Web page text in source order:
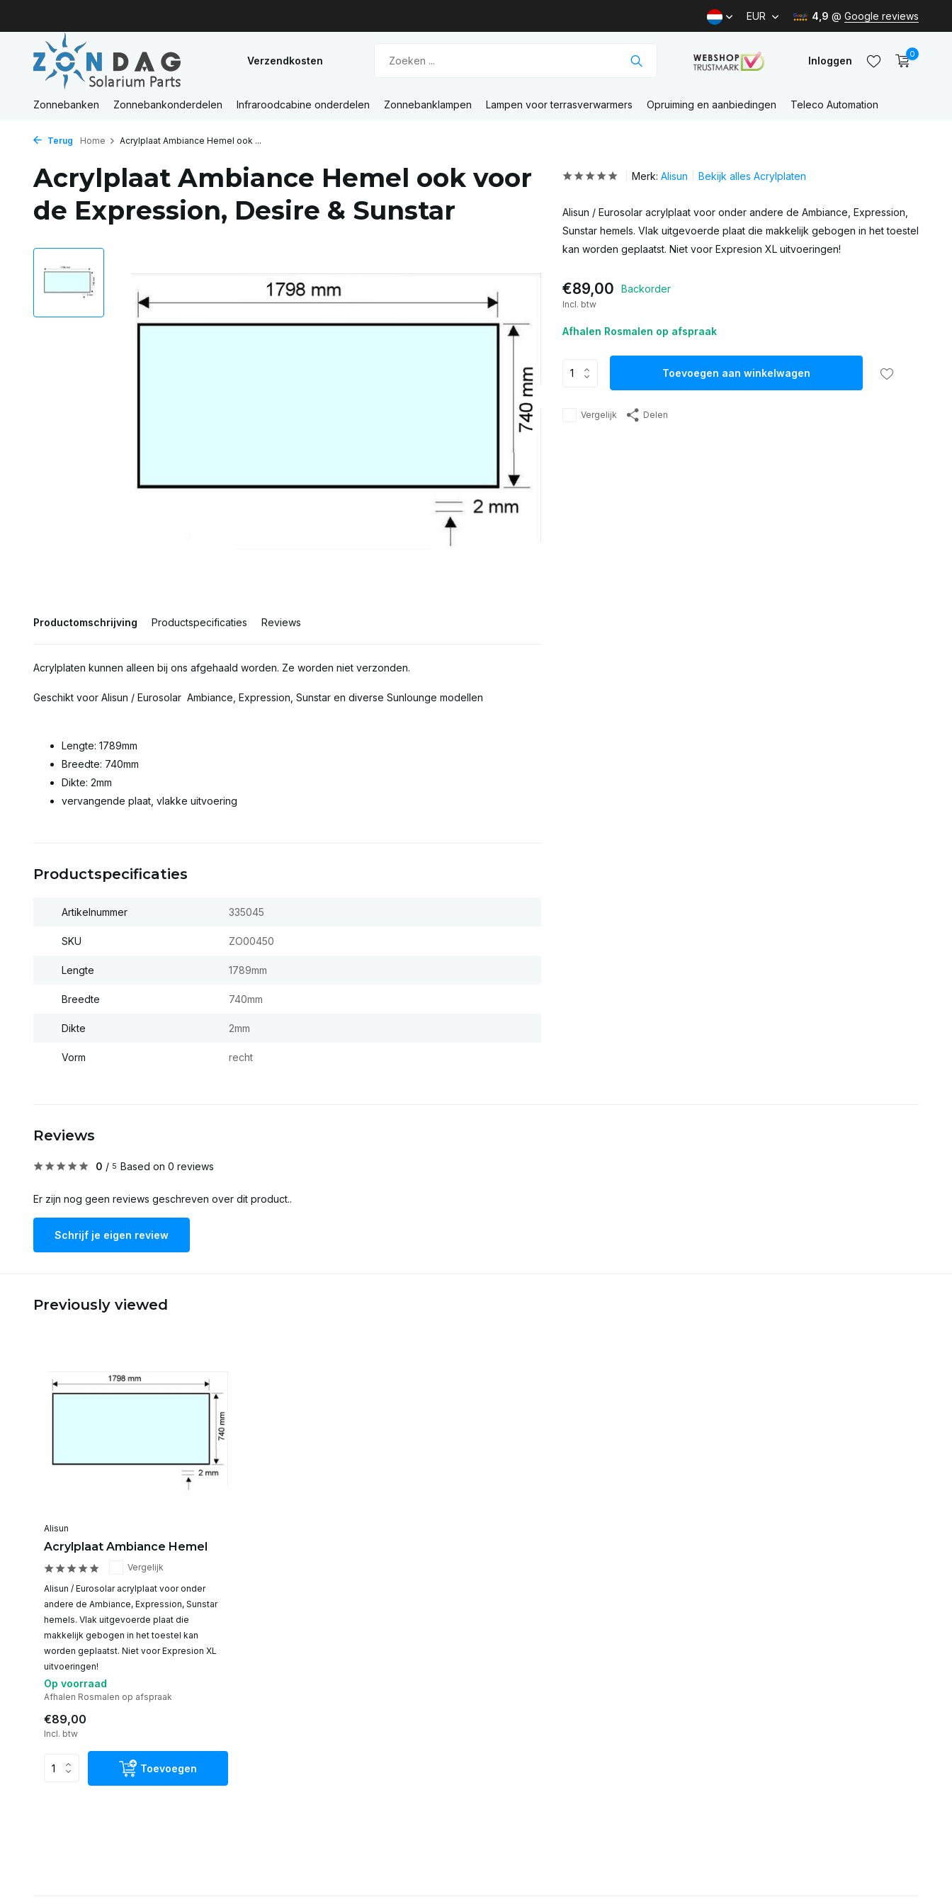
EUR 4,9 @ Google reviews
Verzendkosten Inloggen
Account
0
Zonnebanken Zonnebankonderdelen Infraroodcabine onderdelen Zonnebanklampen Lampen voor terrasverwarmers Opruiming en aanbiedingen Teleco Automation
Terug Home Acrylplaat Ambiance Hemel ook ...
Acrylplaat Ambiance Hemel ook voor
de Expression, Desire & Sunstar
Productomschrijving Productspecificaties Reviews
Acrylplaten kunnen alleen bij ons afgehaald worden. Ze worden niet verzonden.
Geschikt voor Alisun / Eurosolar Ambiance, Expression, Sunstar en diverse Sunlounge modellen
Lengte: 1789mm
Breedte: 740mm
Dikte: 2mm
vervangende plaat, vlakke uitvoering
Productspecificaties
Artikelnummer 335045
SKU ZO00450
Lengte 1789mm
Breedte 740mm
Dikte 2mm
Vorm recht
Merk: Alisun Bekijk alles Acrylplaten
Alisun / Eurosolar acrylplaat voor onder andere de Ambiance, Expression,
Sunstar hemels. Vlak uitgevoerde plaat die makkelijk gebogen in het toestel
kan worden geplaatst. Niet voor Expresion XL uitvoeringen!
€89,00 Backorder
Incl. btw
Afhalen Rosmalen op afspraak
Toevoegen aan winkelwagen
Vergelijk Delen
Reviews
0 / 5 Based on 0 reviews
Er zijn nog geen reviews geschreven over dit product..
Schrijf je eigen review
Previously viewed
Alisun
Acrylplaat Ambiance Hemel
Vergelijk
Alisun / Eurosolar acrylplaat voor onder
andere de Ambiance, Expression, Sunstar
hemels. Vlak uitgevoerde plaat die
makkelijk gebogen in het toestel kan
worden geplaatst. Niet voor Expresion XL
uitvoeringen!
Op voorraad
Afhalen Rosmalen op afspraak
€89,00
Incl. btw
Toevoegen